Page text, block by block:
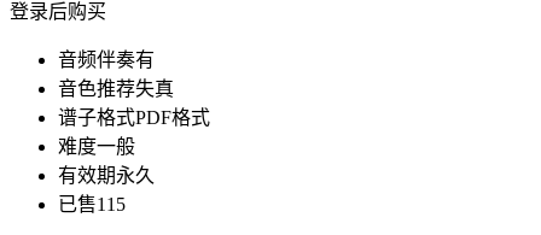
登录后购买
音频伴奏有
音色推荐失真
谱子格式PDF格式
难度一般
有效期永久
已售115